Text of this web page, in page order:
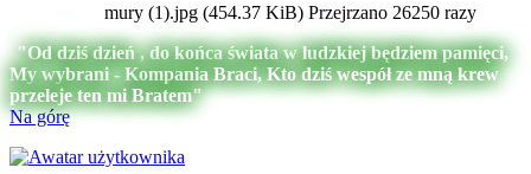
mury (1).jpg (454.37 KiB) Przejrzano 26250 razy
"Od dziś dzień , do końca świata w ludzkiej będziem pamięci,
My wybrani - Kompania Braci, Kto dziś wespół ze mną krew
przeleje ten mi Bratem"
Na górę